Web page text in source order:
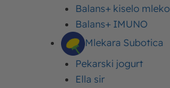
Balans+ kiselo mleko
Balans+ IMUNO
Mlekara Subotica
Pekarski jogurt
Ella sir
Sastojci
Priprema